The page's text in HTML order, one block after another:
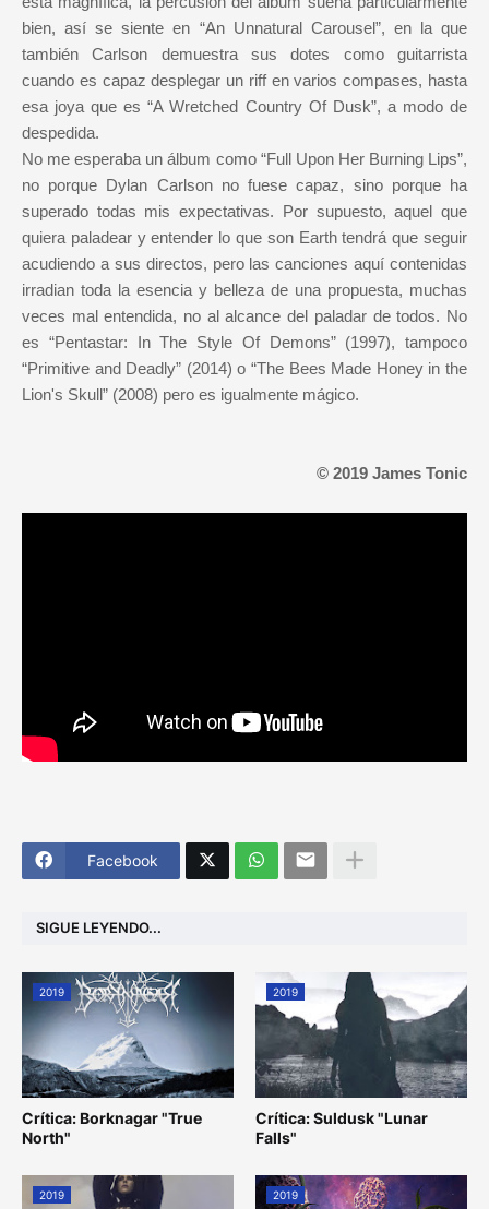
bien, así se siente en “An Unnatural Carousel”, en la que
también Carlson demuestra sus dotes como guitarrista
cuando es capaz desplegar un riff en varios compases, hasta
esa joya que es “A Wretched Country Of Dusk”, a modo de
despedida.
No me esperaba un álbum como “Full Upon Her Burning Lips”,
no porque Dylan Carlson no fuese capaz, sino porque ha
superado todas mis expectativas. Por supuesto, aquel que
quiera paladear y entender lo que son Earth tendrá que seguir
acudiendo a sus directos, pero las canciones aquí contenidas
irradian toda la esencia y belleza de una propuesta, muchas
veces mal entendida, no al alcance del paladar de todos. No
es “Pentastar: In The Style Of Demons” (1997), tampoco
“Primitive and Deadly” (2014) o “The Bees Made Honey in the
Lion's Skull” (2008) pero es igualmente mágico.
© 2019 James Tonic
Facebook
SIGUE LEYENDO...
2019
Crítica: Borknagar "True
North"
2019
Crítica: Suldusk "Lunar
Falls"
2019 2019